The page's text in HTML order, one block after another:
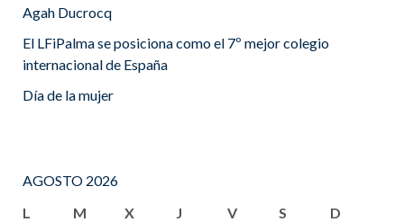
Agah Ducrocq
El LFiPalma se posiciona como el 7º mejor colegio
internacional de España
Día de la mujer
AGOSTO 2026
L
M X J V S
D